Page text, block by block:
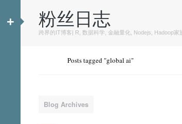
+ 粉丝日志
跨界的IT博客| R, 数据科学, 金融量化, Nodejs, Hadoop家
Posts tagged "global ai"
Blog Archives